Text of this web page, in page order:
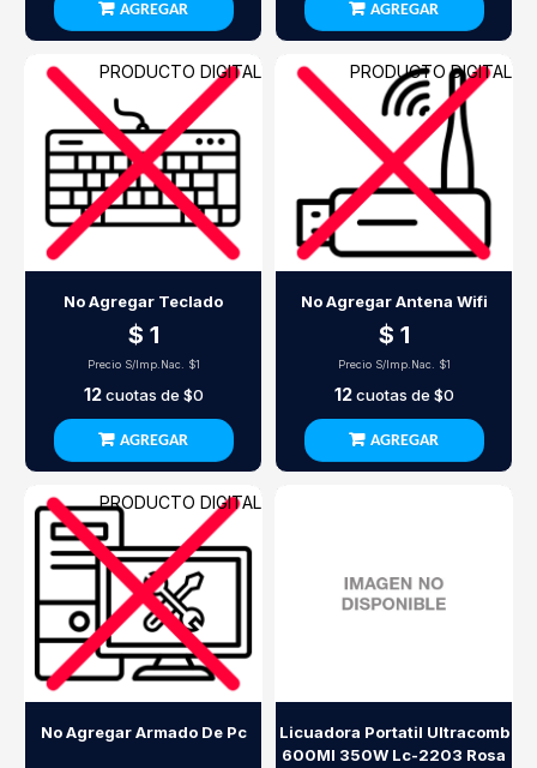
AGREGAR AGREGAR
PRODUCTO DIGITAL
No Agregar Teclado
$ 1
Precio S/Imp.Nac. $1
12cuotas de $0
AGREGAR
PRODUCTO DIGITAL
No Agregar Antena Wifi
$ 1
Precio S/Imp.Nac. $1
12cuotas de $0
AGREGAR
PRODUCTO DIGITAL
No Agregar Armado De Pc
Licuadora Portatil Ultracomb
600Ml 350W Lc-2203 Rosa